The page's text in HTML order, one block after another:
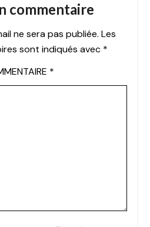
commentaire
ne sera pas publiée. Les
sont indiqués avec *
*